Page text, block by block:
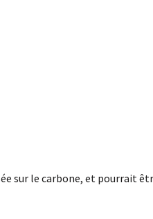
sur le carbone, et pourrait